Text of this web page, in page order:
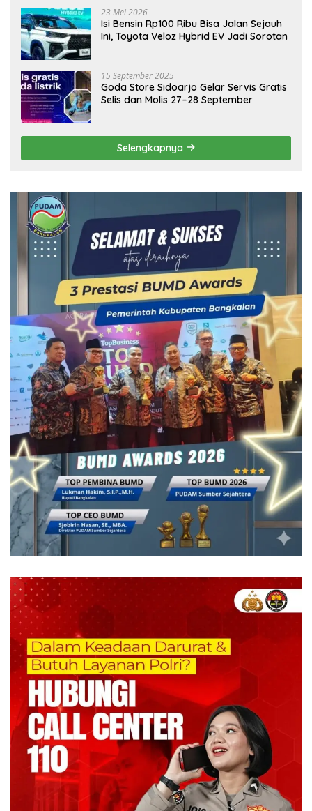
23 Mei 2026
Isi Bensin Rp100 Ribu Bisa Jalan Sejauh
Ini, Toyota Veloz Hybrid EV Jadi Sorotan
15 September 2025
Goda Store Sidoarjo Gelar Servis Gratis
Selis dan Molis 27–28 September
Selengkapnya